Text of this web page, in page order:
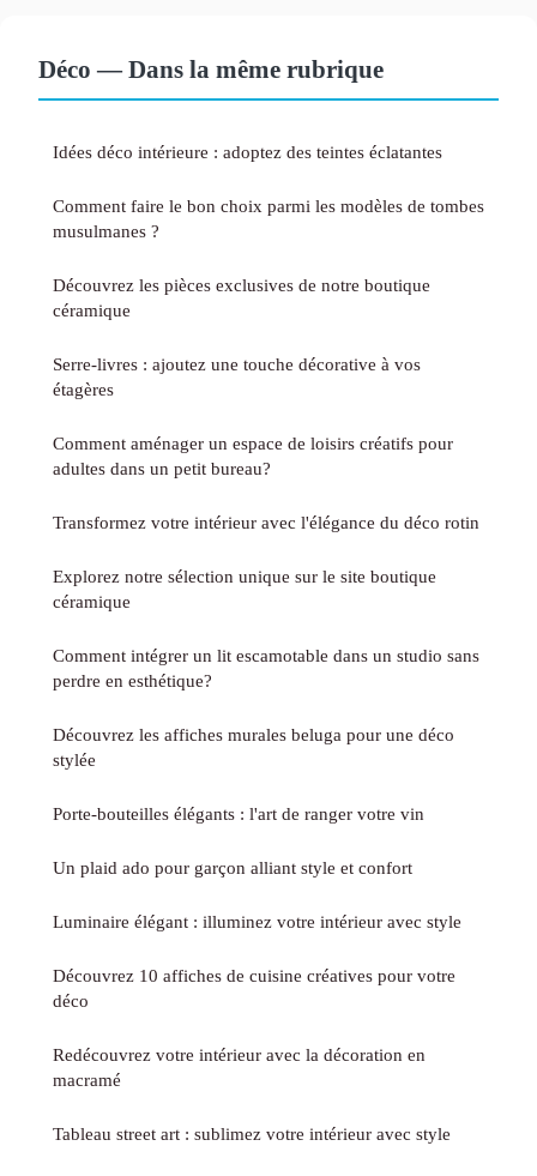
Déco — Dans la même rubrique
Idées déco intérieure : adoptez des teintes éclatantes
Comment faire le bon choix parmi les modèles de tombes
musulmanes ?
Découvrez les pièces exclusives de notre boutique
céramique
Serre-livres : ajoutez une touche décorative à vos
étagères
Comment aménager un espace de loisirs créatifs pour
adultes dans un petit bureau?
Transformez votre intérieur avec l'élégance du déco rotin
Explorez notre sélection unique sur le site boutique
céramique
Comment intégrer un lit escamotable dans un studio sans
perdre en esthétique?
Découvrez les affiches murales beluga pour une déco
stylée
Porte-bouteilles élégants : l'art de ranger votre vin
Un plaid ado pour garçon alliant style et confort
Luminaire élégant : illuminez votre intérieur avec style
Découvrez 10 affiches de cuisine créatives pour votre
déco
Redécouvrez votre intérieur avec la décoration en
macramé
Tableau street art : sublimez votre intérieur avec style